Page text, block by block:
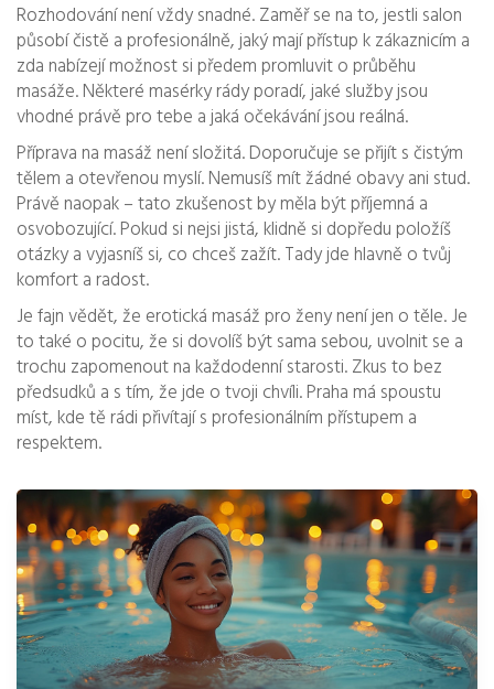
Rozhodování není vždy snadné. Zaměř se na to, jestli salon
působí čistě a profesionálně, jaký mají přístup k zákaznicím a
zda nabízejí možnost si předem promluvit o průběhu
masáže. Některé masérky rády poradí, jaké služby jsou
vhodné právě pro tebe a jaká očekávání jsou reálná.
Příprava na masáž není složitá. Doporučuje se přijít s čistým
tělem a otevřenou myslí. Nemusíš mít žádné obavy ani stud.
Právě naopak – tato zkušenost by měla být příjemná a
osvobozující. Pokud si nejsi jistá, klidně si dopředu položíš
otázky a vyjasníš si, co chceš zažít. Tady jde hlavně o tvůj
komfort a radost.
Je fajn vědět, že erotická masáž pro ženy není jen o těle. Je
to také o pocitu, že si dovolíš být sama sebou, uvolnit se a
trochu zapomenout na každodenní starosti. Zkus to bez
předsudků a s tím, že jde o tvoji chvíli. Praha má spoustu
míst, kde tě rádi přivítají s profesionálním přístupem a
respektem.